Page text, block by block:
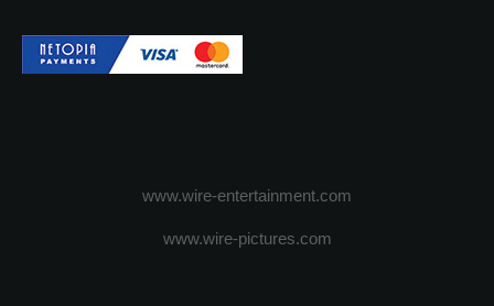
www.wire-entertainment.com
www.wire-pictures.com